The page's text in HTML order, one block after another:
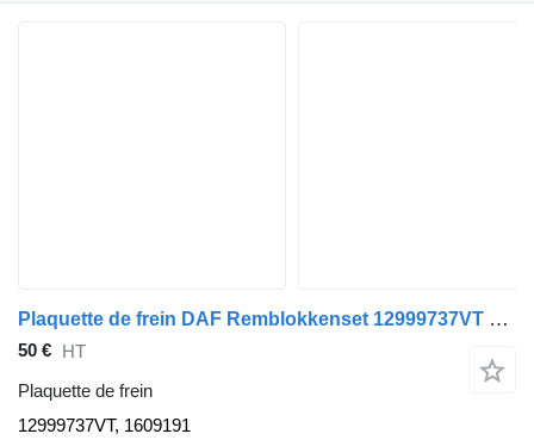
Plaquette de frein DAF Remblokkenset 12999737VT pour camion
50 € HT
Plaquette de frein
12999737VT, 1609191